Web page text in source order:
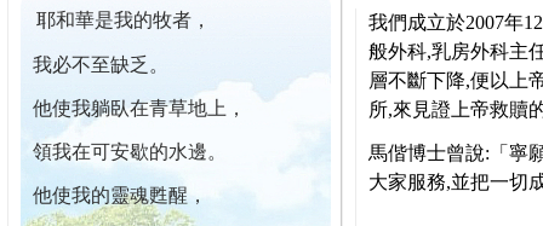
耶和華是我的牧者，
我必不至缺乏。
他使我躺臥在青草地上，
領我在可安歇的水邊。
他使我的靈魂甦醒，
我們成立於2007年
般外科,乳房外科主
層不斷下降,便以上
所,來見證上帝救贖
馬偕博士曾說:「寧
大家服務,並把一切